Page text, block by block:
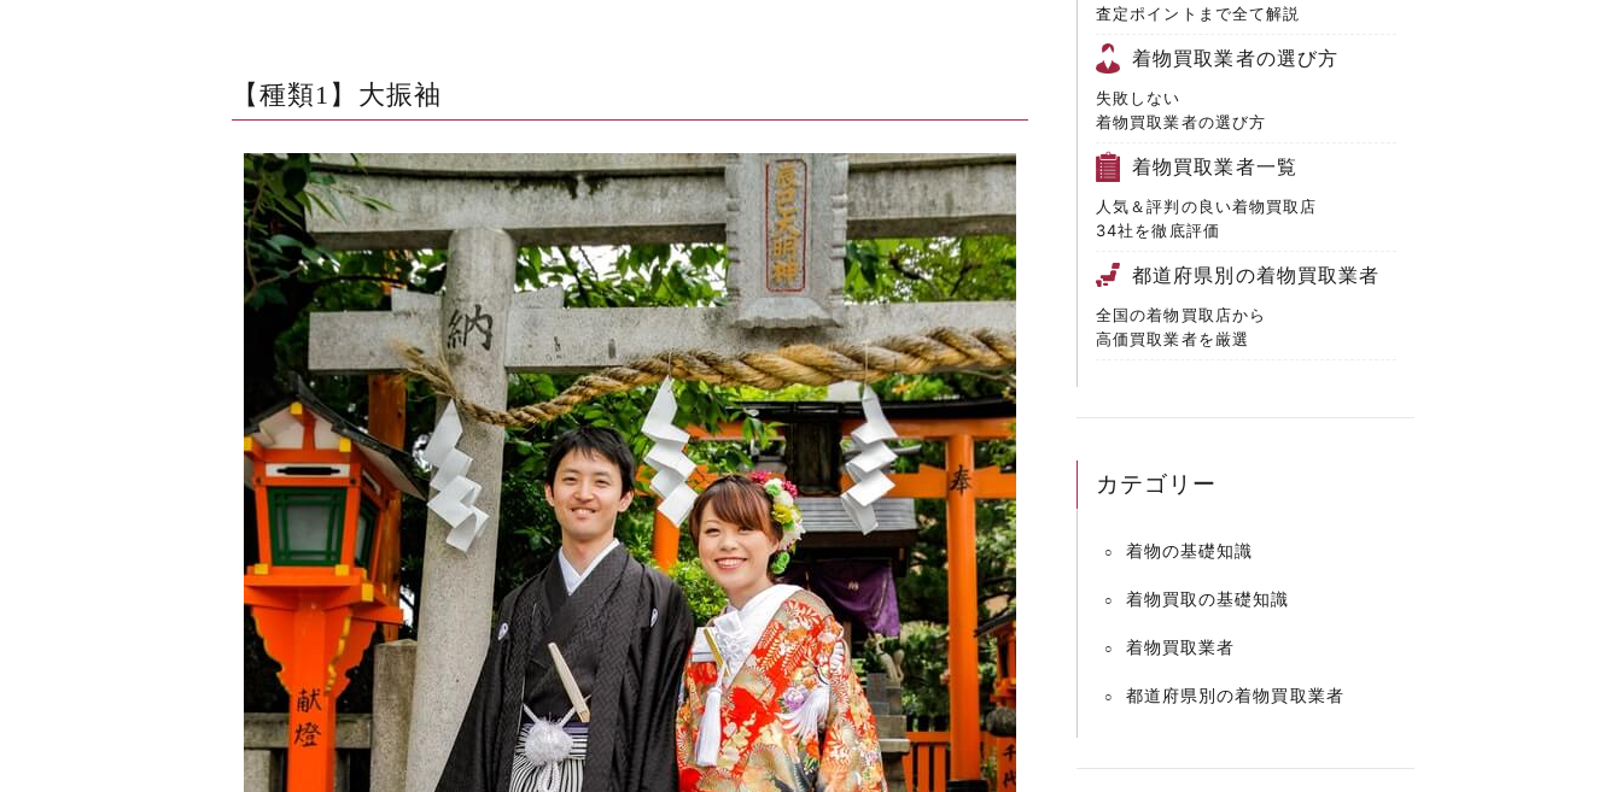
【種類1】大振袖
査定ポイントまで全て解説
着物買取業者の選び方
失敗しない
着物買取業者の選び方
着物買取業者一覧
人気＆評判の良い着物買取店
34社を徹底評価
都道府県別の着物買取業者
全国の着物買取店から
高価買取業者を厳選
カテゴリー
着物の基礎知識
着物買取の基礎知識
着物買取業者
都道府県別の着物買取業者